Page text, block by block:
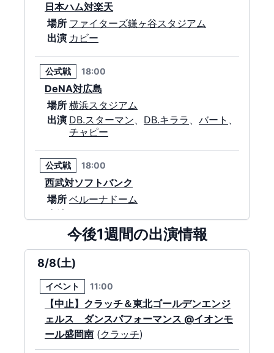
日本ハム対楽天
場所 ファイターズ鎌ヶ谷スタジアム
出演 カビー
公式戦 18:00
DeNA対広島
場所 横浜スタジアム
出演 DB.スターマン、 DB.キララ 、 バート 、
チャピー
公式戦 18:00
西武対ソフトバンク
場所 ベルーナドーム
公式戦 18:00 マスコット交流 燕征
巨人対ヤクルト
場所 東京ドーム
出演 333ジャビット 、555ジャビット
スタージャビット、キッズジャビット
おとこのこ、キッズジャビットおんな
のこ、おじいちゃんジャビット
今後1週間の出演情報
8/8(土)
イベント 11:00
【中止】クラッチ＆東北ゴールデンエンジ
ェルス ダンスパフォーマンス @イオンモ
ール盛岡南 (クラッチ)